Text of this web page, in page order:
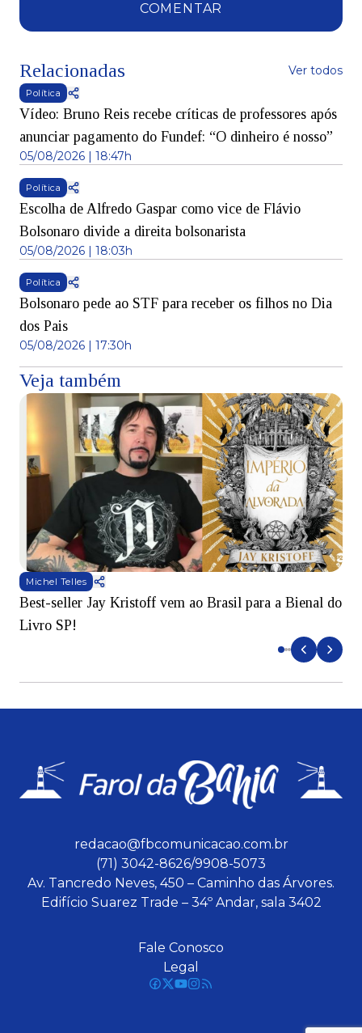
COMENTAR
Relacionadas Ver todos
Política
Vídeo: Bruno Reis recebe críticas de professores após
anunciar pagamento do Fundef: “O dinheiro é nosso”
05/08/2026 | 18:47h
Política
Escolha de Alfredo Gaspar como vice de Flávio
Bolsonaro divide a direita bolsonarista
05/08/2026 | 18:03h
Política
Bolsonaro pede ao STF para receber os filhos no Dia
dos Pais
05/08/2026 | 17:30h
Veja também
Michel Telles
Best-seller Jay Kristoff vem ao Brasil para a Bienal do
Livro SP!
redacao@fbcomunicacao.com.br
(71) 3042-8626/9908-5073
Av. Tancredo Neves, 450 – Caminho das Árvores.
Edifício Suarez Trade – 34º Andar, sala 3402
Fale Conosco
Legal